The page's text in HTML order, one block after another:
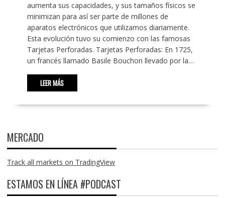
aumenta sus capacidades, y sus tamaños físicos se
minimizan para así ser parte de millones de
aparatos electrónicos que utilizamos diariamente.
Esta evolución tuvo su comienzo con las famosas
Tarjetas Perforadas. Tarjetas Perforadas: En 1725,
un francés llamado Basile Bouchon llevado por la…
LEER MÁS
MERCADO
Track all markets on TradingView
ESTAMOS EN LÍNEA #PODCAST